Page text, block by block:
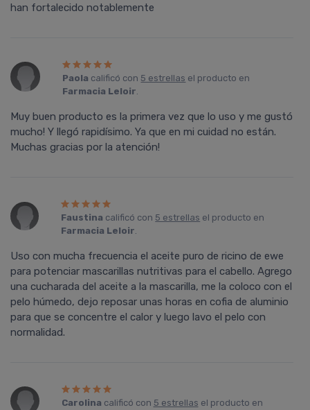
han fortalecido notablemente
Paola calificó con 5 estrellas el producto en
Farmacia Leloir.
Muy buen producto es la primera vez que lo uso y me gustó
mucho! Y llegó rapidísimo. Ya que en mi cuidad no están.
Muchas gracias por la atención!
Faustina calificó con 5 estrellas el producto en
Farmacia Leloir.
Uso con mucha frecuencia el aceite puro de ricino de ewe
para potenciar mascarillas nutritivas para el cabello. Agrego
una cucharada del aceite a la mascarilla, me la coloco con el
pelo húmedo, dejo reposar unas horas en cofia de aluminio
para que se concentre el calor y luego lavo el pelo con
normalidad.
Carolina calificó con 5 estrellas el producto en